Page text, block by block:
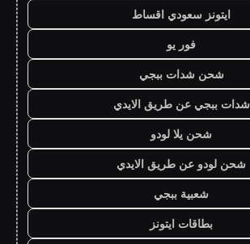
ايتونز سعودي اقساط
فور يو
شحن شدات ببجي
شدات ببجي عن طريق الايدي
شحن يلا لودو
شحن لودو عن طريق الايدي
شعبية ببجي
بطاقات ايتونز